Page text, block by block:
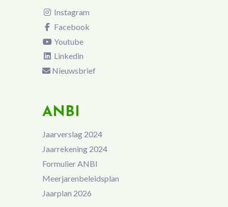
Instagram
Facebook
Youtube
Linkedin
Nieuwsbrief
ANBI
Jaarverslag 2024
Jaarrekening 2024
Formulier ANBI
Meerjarenbeleidsplan
Jaarplan 2026